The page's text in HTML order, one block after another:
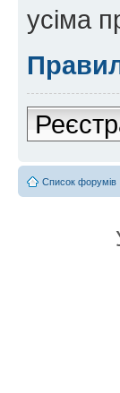
усіма
Список форумів